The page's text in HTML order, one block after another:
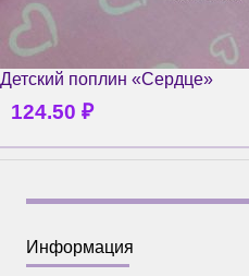
Детский поплин «Сердце»
124.50 ₽
Информация